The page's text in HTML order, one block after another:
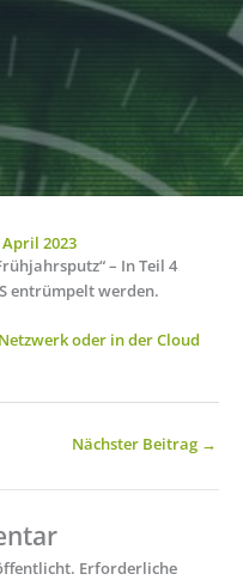
April 2023
– In Teil 4
entrümpelt werden.
oder in der Cloud
Nächster Beitrag →
Erforderliche